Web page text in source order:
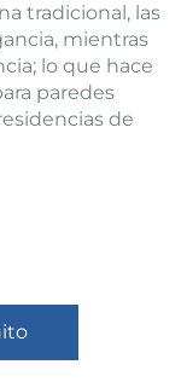
tradicional, las
mientras
lo que hace
paredes
de